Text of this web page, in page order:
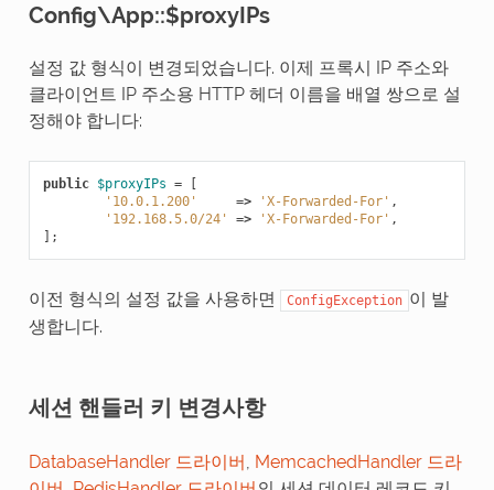
Config\App::$proxyIPs
설정 값 형식이 변경되었습니다. 이제 프록시 IP 주소와
클라이언트 IP 주소용 HTTP 헤더 이름을 배열 쌍으로 설
정해야 합니다:
public $proxyIPs =
[
'10.0.1.200'
=> 'X-Forwarded-For' ,
'192.168.5.0/24'
=> 'X-Forwarded-For' ,
];
이전 형식의 설정 값을 사용하면 ConfigException 이 발
생합니다.
세션 핸들러 키 변경사항
DatabaseHandler 드라이버, MemcachedHandler 드라